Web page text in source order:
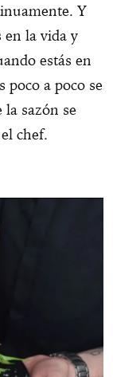
Y
en la vida y
estás en
poco a poco se
sazón se
chef.